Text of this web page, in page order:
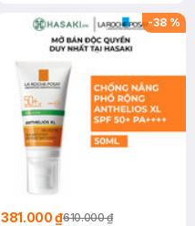
-38 %
381.000 ₫610.000 ₫